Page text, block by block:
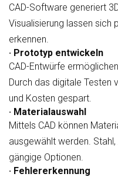
CAD-Software generiert
Visualisierung lassen sich
erkennen.
· Prototyp entwickeln
CAD-Entwürfe
Durch das digitale Testen
und Kosten gespart.
· Materialauswahl
Mittels CAD können
ausgewählt werden.
gängige Optionen.
· Fehlererkennung